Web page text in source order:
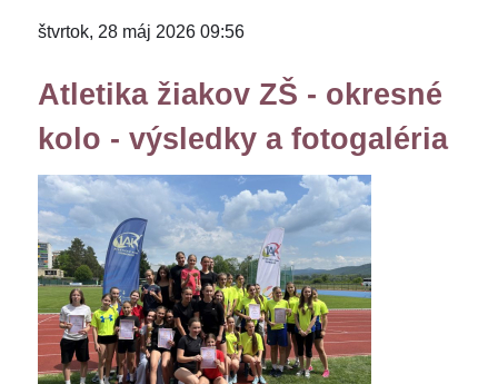
štvrtok, 28 máj 2026 09:56
Atletika žiakov ZŠ - okresné
kolo - výsledky a fotogaléria